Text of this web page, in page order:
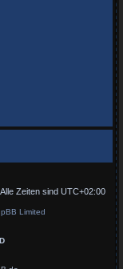
Alle Zeiten sind UTC+02:00
Limited